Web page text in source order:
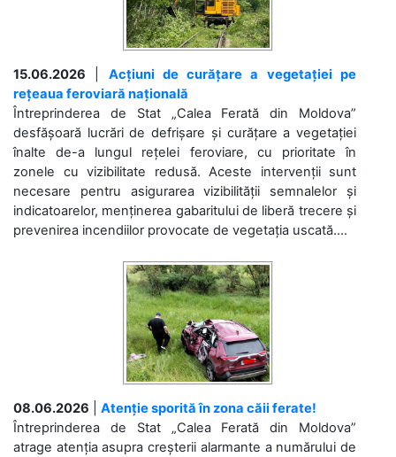
15.06.2026
Acțiuni de curățare a vegetației pe
rețeaua feroviară națională
Întreprinderea de Stat „Calea Ferată din Moldova”
desfășoară lucrări de defrișare și curățare a vegetației
înalte de-a lungul rețelei feroviare, cu prioritate în
zonele cu vizibilitate redusă. Aceste intervenții sunt
necesare pentru asigurarea vizibilității semnalelor și
indicatoarelor, menținerea gabaritului de liberă trecere și
prevenirea incendiilor provocate de vegetația uscată....
08.06.2026
Atenție sporită în zona căii ferate!
Întreprinderea de Stat „Calea Ferată din Moldova”
atrage atenția asupra creșterii alarmante a numărului de